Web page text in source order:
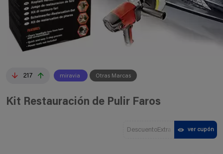
217 miravia Otras Marcas
Kit Restauración de Pulir Faros
DescuentoExtra ver cupón